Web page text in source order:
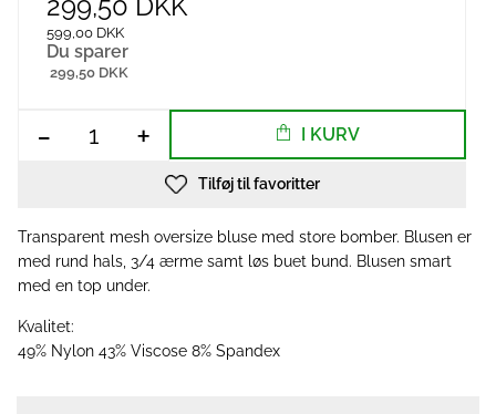
599,00 DKK
Du sparer
299,50 DKK
- + I KURV
Tilføj til favoritter
Transparent mesh oversize bluse med store bomber. Blusen er
med rund hals, 3/4 ærme samt løs buet bund. Blusen smart
med en top under.
Kvalitet:
49% Nylon 43% Viscose 8% Spandex